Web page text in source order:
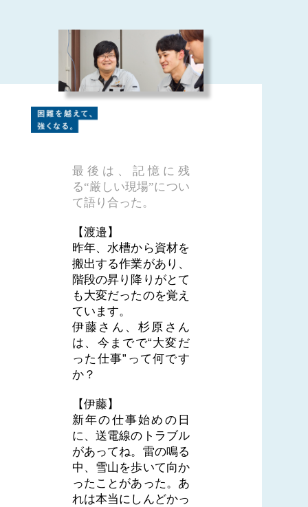
最後は、記憶に残
る“厳しい現場”につい
て語り合った。
【渡邉】
昨年、水槽から資材を
搬出する作業があり、
階段の昇り降りがとて
も大変だったのを覚え
ています。
伊藤さん、杉原さん
は、今までで“大変だ
った仕事”って何です
か？
【伊藤】
新年の仕事始めの日
に、送電線のトラブル
があってね。雷の鳴る
中、雪山を歩いて向か
ったことがあった。あ
れは本当にしんどかっ